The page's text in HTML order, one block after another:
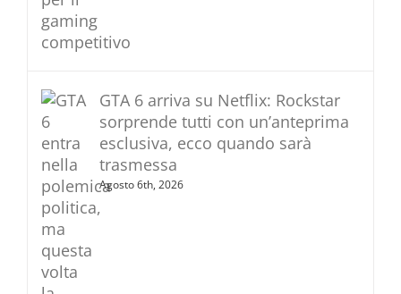
GTA 6 arriva su Netflix: Rockstar
sorprende tutti con un’anteprima
esclusiva, ecco quando sarà
trasmessa
Agosto 6th, 2026